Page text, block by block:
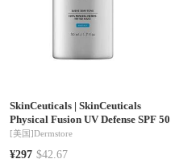
SkinCeuticals| SkinCeuticals
Physical Fusion UV Defense SPF 50
[美国]Dermstore
¥297 $42.67